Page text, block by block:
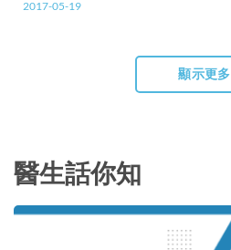
2017-05-19
顯示更多
醫生話你知